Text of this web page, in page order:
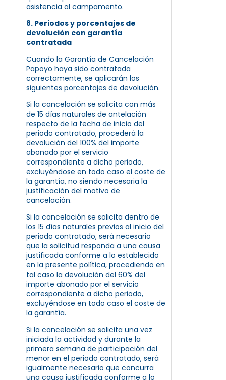
asistencia al campamento.
8. Periodos y porcentajes de
devolución con garantía
contratada
Cuando la Garantía de Cancelación
Papoyo haya sido contratada
correctamente, se aplicarán los
siguientes porcentajes de devolución.
Si la cancelación se solicita con más
de 15 días naturales de antelación
respecto de la fecha de inicio del
periodo contratado, procederá la
devolución del 100% del importe
abonado por el servicio
correspondiente a dicho periodo,
excluyéndose en todo caso el coste de
la garantía, no siendo necesaria la
justificación del motivo de
cancelación.
Si la cancelación se solicita dentro de
los 15 días naturales previos al inicio del
periodo contratado, será necesario
que la solicitud responda a una causa
justificada conforme a lo establecido
en la presente política, procediendo en
tal caso la devolución del 60% del
importe abonado por el servicio
correspondiente a dicho periodo,
excluyéndose en todo caso el coste de
la garantía.
Si la cancelación se solicita una vez
iniciada la actividad y durante la
primera semana de participación del
menor en el periodo contratado, será
igualmente necesario que concurra
una causa justificada conforme a lo